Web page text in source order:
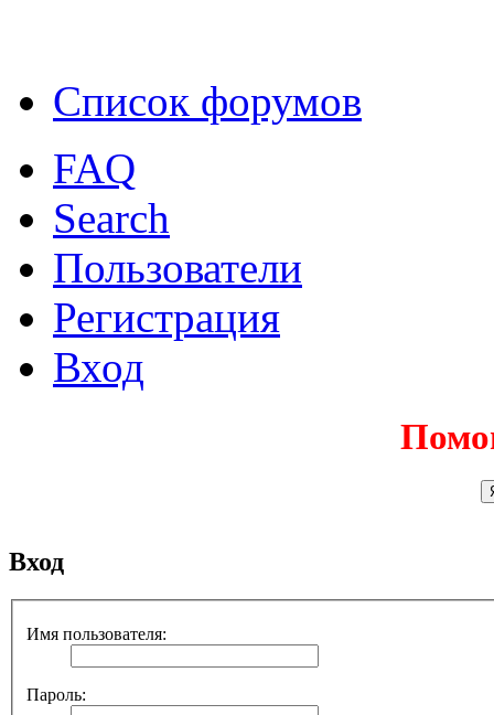
Список форумов
FAQ
Search
Пользователи
Регистрация
Вход
Вход
Имя пользователя:
Пароль: